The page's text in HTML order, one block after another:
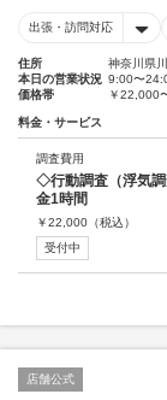
出張・訪問対応
住所
神奈川県
本日の営業状況 9:00〜
価格帯
￥22,000
料金・サービス
調査費用
◇行動調査（浮気調
金1時間
￥22,000 （税込）
受付中
店舗公式